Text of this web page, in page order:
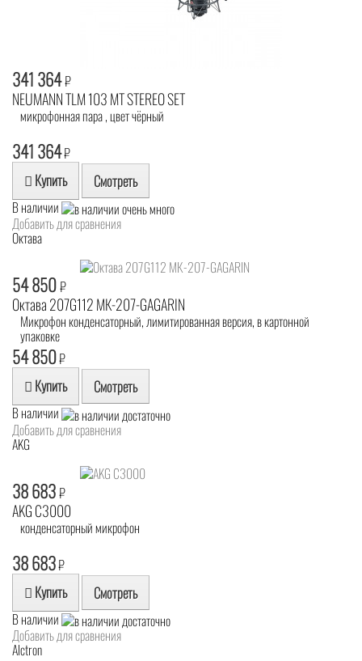
341 364₽
NEUMANN TLM 103 MT STEREO SET
микрофонная пара , цвет чёрный
341 364₽
Купить Смотреть
В наличии
Добавить для сравнения
Октава
54 850₽
Октава 207G112 МК-207-GAGARIN
Микрофон конденсаторный, лимитированная версия, в картонной
упаковке
54 850₽
Купить Смотреть
В наличии
Добавить для сравнения
AKG
38 683₽
AKG C3000
конденсаторный микрофон
38 683₽
Купить Смотреть
В наличии
Добавить для сравнения
Alctron